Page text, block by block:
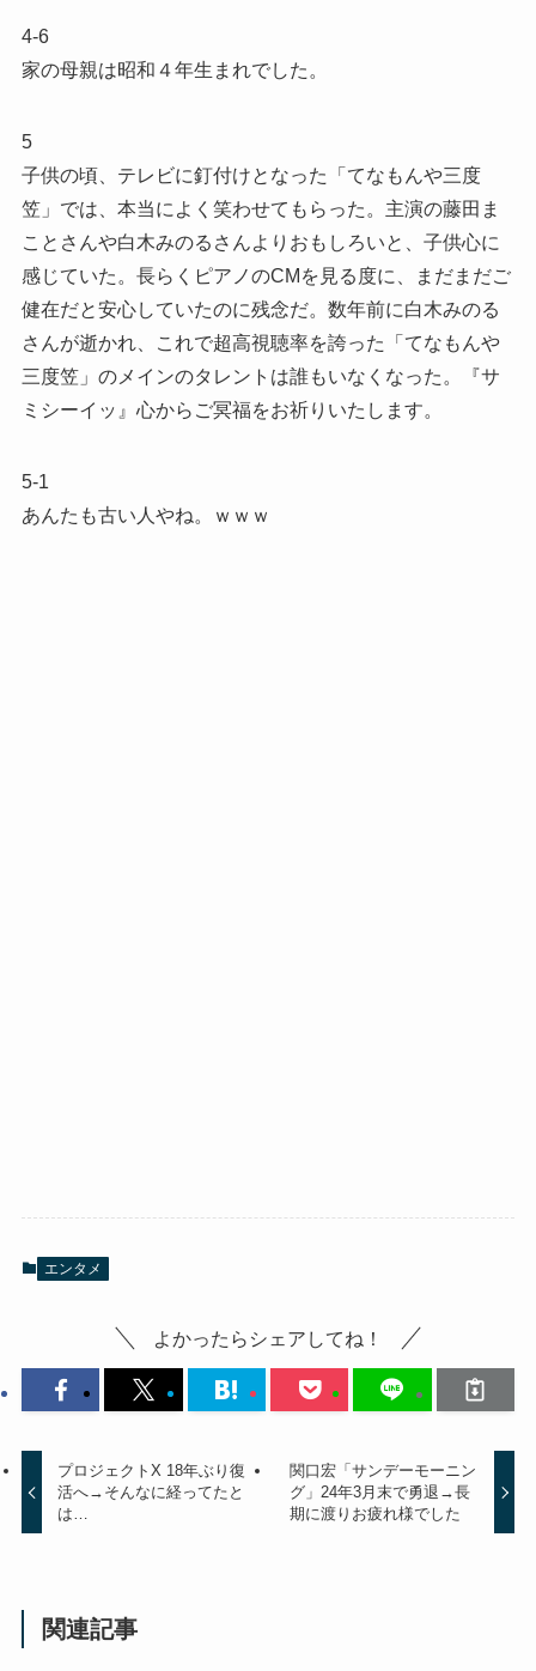
4-6
家の母親は昭和４年生まれでした。
5
子供の頃、テレビに釘付けとなった「てなもんや三度
笠」では、本当によく笑わせてもらった。主演の藤田ま
ことさんや白木みのるさんよりおもしろいと、子供心に
感じていた。長らくピアノのCMを見る度に、まだまだご
健在だと安心していたのに残念だ。数年前に白木みのる
さんが逝かれ、これで超高視聴率を誇った「てなもんや
三度笠」のメインのタレントは誰もいなくなった。『サ
ミシーイッ』心からご冥福をお祈りいたします。
5-1
あんたも古い人やね。ｗｗｗ
エンタメ
よかったらシェアしてね！
プロジェクトX 18年ぶり復
活へ→そんなに経ってたと
は…
関口宏「サンデーモーニン
グ」24年3月末で勇退→長
期に渡りお疲れ様でした
関連記事